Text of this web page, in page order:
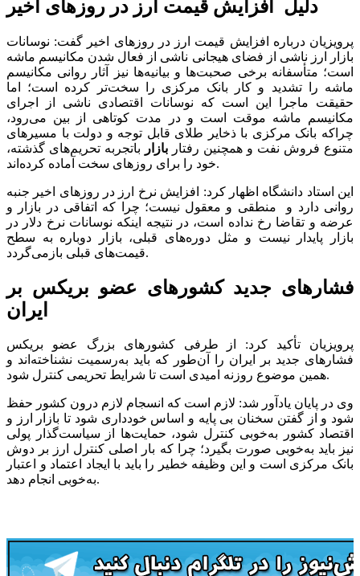
پرویزیان درباره افزایش قیمت ارز در روزهای اخیر گفت: نوسانات
بازار ارز ناشی از فضای هیجانی ناشی از فعال شدن مکانیسم ماشه
است؛ متأسفانه برخی صحبت‌ها و بیانیه‌ها نیز آثار روانی مکانیسم
ماشه را تشدید و کار بانک مرکزی را سخت‌تر کرده است؛ اما
حقیقت ماجرا این است که نوسانات اقتصادی ناشی از اجرای
مکانیسم ماشه موقت است و در مدت کوتاهی از بین می‌رود،
چراکه بانک مرکزی با ذخایر طلای قابل توجه و دولت با مسیر‌های
متنوع فروش نفت و همچنین رفتار بازار باتجربه تحریم‌های گذشته،
خود را برای روز‌های سخت آماده کرده‌اند.
این استاد دانشگاه اظهار کرد: افزایش نرخ ارز در روز‌های اخیر جنبه
روانی دارد و منطقی و معقول نیست؛ چرا که اتفاقی در بازار و
عرضه و تقاضا رخ نداده است، در نتیجه اینکه نوسانات نرخ دلار در
بازار پایدار نیست و مثل دوره‌های قبلی، بازار دوباره به سطح
قیمت‌های قبلی بازمی‌گردد.
فشارهای جدید کشورهای عضو بریکس بر
ایران
پرویزیان تأکید کرد: از طرفی کشورهای بزرگ عضو بریکس
فشارهای جدید بر ایران را آن‌طور که باید به‌رسمیت نشناخته‌اند و
همین موضوع روزنه امیدی است تا شرایط تحریمی کنترل شود.
وی در پایان یادآور شد: لازم است که انسجام لازم درون کشور حفظ
شود و از گفتن سخنان بی پایه و اساس خودداری شود تا بازار ارز و
اقتصاد کشور به‌خوبی کنترل شود، حمایت‌ها از سیاست‌گذار پولی
نیز باید به‌خوبی صورت بگیرد؛ چرا که بار اصلی کنترل ارز بر دوش
بانک مرکزی است و این وظیفه خطیر را باید با ایجاد اعتماد و اعتبار
به‌خوبی انجام دهد.